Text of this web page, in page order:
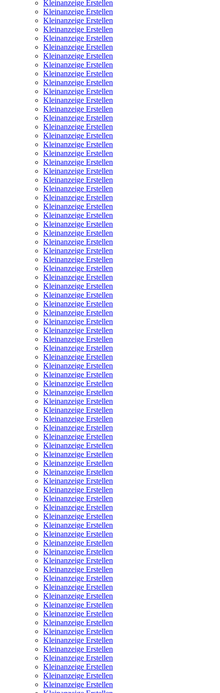
Kleinanzeige Erstellen
Kleinanzeige Erstellen
Kleinanzeige Erstellen
Kleinanzeige Erstellen
Kleinanzeige Erstellen
Kleinanzeige Erstellen
Kleinanzeige Erstellen
Kleinanzeige Erstellen
Kleinanzeige Erstellen
Kleinanzeige Erstellen
Kleinanzeige Erstellen
Kleinanzeige Erstellen
Kleinanzeige Erstellen
Kleinanzeige Erstellen
Kleinanzeige Erstellen
Kleinanzeige Erstellen
Kleinanzeige Erstellen
Kleinanzeige Erstellen
Kleinanzeige Erstellen
Kleinanzeige Erstellen
Kleinanzeige Erstellen
Kleinanzeige Erstellen
Kleinanzeige Erstellen
Kleinanzeige Erstellen
Kleinanzeige Erstellen
Kleinanzeige Erstellen
Kleinanzeige Erstellen
Kleinanzeige Erstellen
Kleinanzeige Erstellen
Kleinanzeige Erstellen
Kleinanzeige Erstellen
Kleinanzeige Erstellen
Kleinanzeige Erstellen
Kleinanzeige Erstellen
Kleinanzeige Erstellen
Kleinanzeige Erstellen
Kleinanzeige Erstellen
Kleinanzeige Erstellen
Kleinanzeige Erstellen
Kleinanzeige Erstellen
Kleinanzeige Erstellen
Kleinanzeige Erstellen
Kleinanzeige Erstellen
Kleinanzeige Erstellen
Kleinanzeige Erstellen
Kleinanzeige Erstellen
Kleinanzeige Erstellen
Kleinanzeige Erstellen
Kleinanzeige Erstellen
Kleinanzeige Erstellen
Kleinanzeige Erstellen
Kleinanzeige Erstellen
Kleinanzeige Erstellen
Kleinanzeige Erstellen
Kleinanzeige Erstellen
Kleinanzeige Erstellen
Kleinanzeige Erstellen
Kleinanzeige Erstellen
Kleinanzeige Erstellen
Kleinanzeige Erstellen
Kleinanzeige Erstellen
Kleinanzeige Erstellen
Kleinanzeige Erstellen
Kleinanzeige Erstellen
Kleinanzeige Erstellen
Kleinanzeige Erstellen
Kleinanzeige Erstellen
Kleinanzeige Erstellen
Kleinanzeige Erstellen
Kleinanzeige Erstellen
Kleinanzeige Erstellen
Kleinanzeige Erstellen
Kleinanzeige Erstellen
Kleinanzeige Erstellen
Kleinanzeige Erstellen
Kleinanzeige Erstellen
Kleinanzeige Erstellen
Kleinanzeige Erstellen